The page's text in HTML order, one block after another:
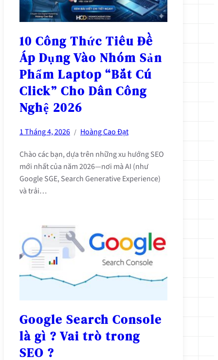
10 Công Thức Tiêu Đề
Áp Dụng Vào Nhóm Sản
Phẩm Laptop “Bắt Cú
Click” Cho Dân Công
Nghệ 2026
1 Tháng 4, 2026 / Hoàng Cao Đạt
Chào các bạn, dựa trên những xu hướng SEO
mới nhất của năm 2026—nơi mà AI (như
Google SGE, Search Generative Experience)
và trải…
Google Search Console
là gì ? Vai trò trong
SEO ?